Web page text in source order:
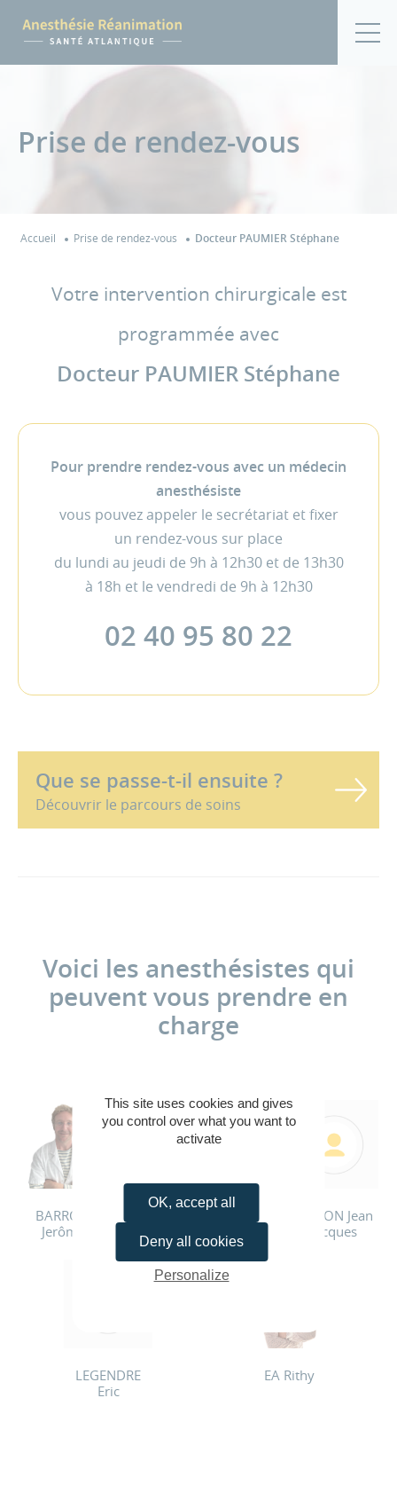
Prise de rendez-vous
Accueil Prise de rendez-vous Docteur PAUMIER Stéphane
Votre intervention chirurgicale est
programmée avec
Docteur PAUMIER Stéphane
Pour prendre rendez-vous avec un médecin
anesthésiste
vous pouvez appeler le secrétariat et fixer
un rendez-vous sur place
du lundi au jeudi de 9h à 12h30 et de 13h30
à 18h et le vendredi de 9h à 12h30
02 40 95 80 22
Que se passe-t-il ensuite ?
Découvrir le parcours de soins
Voici les anesthésistes qui
peuvent vous prendre en
charge
BARROIS
Jerôme
ROY-GASH
Fabian
VETO Vincent
PINSON Jean
Jacques
LEGENDRE
Eric
EA Rithy
This site uses cookies and gives
you control over what you want to
activate
OK, accept all
Deny all cookies
Personalize